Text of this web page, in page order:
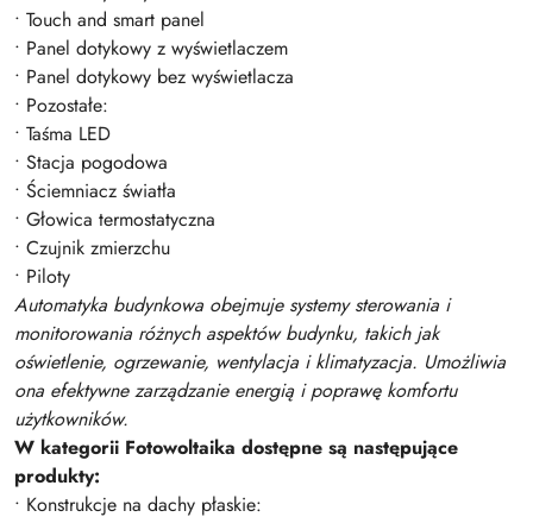
• Touch and smart panel
• Panel dotykowy z wyświetlaczem
• Panel dotykowy bez wyświetlacza
• Pozostałe:
• Taśma LED
• Stacja pogodowa
• Ściemniacz światła
• Głowica termostatyczna
• Czujnik zmierzchu
• Piloty
Automatyka budynkowa obejmuje systemy sterowania i
monitorowania różnych aspektów budynku, takich jak
oświetlenie, ogrzewanie, wentylacja i klimatyzacja. Umożliwia
ona efektywne zarządzanie energią i poprawę komfortu
użytkowników.
W kategorii Fotowoltaika dostępne są następujące
produkty:
• Konstrukcje na dachy płaskie: